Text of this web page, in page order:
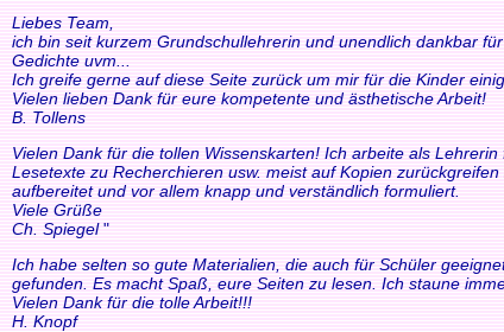
Liebes Team,
ich bin seit kurzem Grundschullehrerin und unendlich dankbar
Gedichte uvm...
Ich greife gerne auf diese Seite zurück um mir für die Kinder
Vielen lieben Dank für eure kompetente und ästhetische Arbeit!
B. Tollens
Vielen Dank für die tollen Wissenskarten! Ich arbeite als
Lesetexte zu Recherchieren usw. meist auf Kopien
aufbereitet und vor allem knapp und verständlich formuliert.
Viele Grüße
Ch. Spiegel"
Ich habe selten so gute Materialien, die auch für Schüler
gefunden. Es macht Spaß, eure Seiten zu lesen. Ich staune
Vielen Dank für die tolle Arbeit!!!
H. Knopf